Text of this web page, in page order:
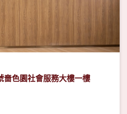
嗇色園社會服務大樓一樓